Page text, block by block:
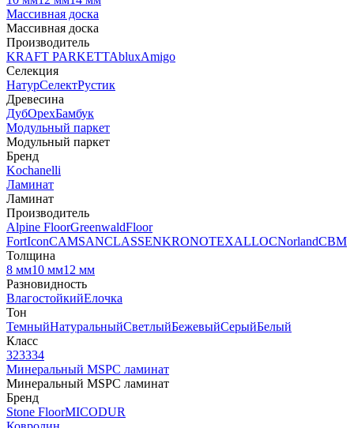
Массивная доска
Массивная доска
Производитель
KRAFT PARKETTAbluxAmigo
Селекция
НатурСелектРустик
Древесина
ДубОрехБамбук
Модульный паркет
Модульный паркет
Бренд
Kochanelli
Ламинат
Ламинат
Производитель
Alpine FloorGreenwaldFloor
FortIconCAMSANCLASSENKRONOTEXALLOCNorlandCBM
Толщина
8 мм10 мм12 мм
Разновидность
ВлагостойкийЕлочка
Тон
ТемныйНатуральныйСветлыйБежевыйСерыйБелый
Класс
323334
Минеральный MSPC ламинат
Минеральный MSPC ламинат
Бренд
Stone FloorMICODUR